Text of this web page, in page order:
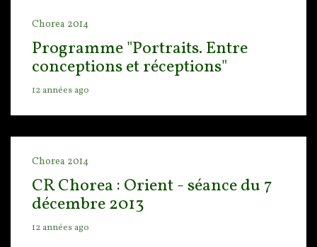
Chorea 2014
Programme "Portraits. Entre
conceptions et réceptions"
12 années ago
Chorea 2014
CR Chorea : Orient - séance du 7
décembre 2013
12 années ago